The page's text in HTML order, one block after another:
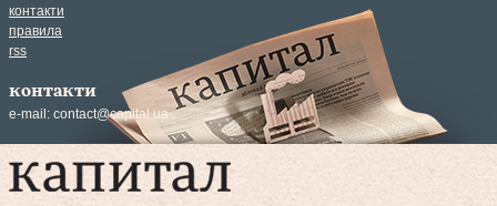
контакти
правила
rss
контакти
e-mail: contact@capital.ua